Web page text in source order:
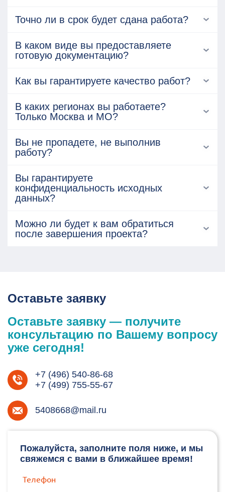
Точно ли в срок будет сдана работа?
В каком виде вы предоставляете
готовую документацию?
Как вы гарантируете качество работ?
В каких регионах вы работаете?
Только Москва и МО?
Вы не пропадете, не выполнив
работу?
Вы гарантируете
конфиденциальность исходных
данных?
Можно ли будет к вам обратиться
после завершения проекта?
Оставьте заявку
Пожалуйста, заполните поля ниже, и мы
свяжемся с вами в ближайшее время!
Телефон
Оставьте заявку — получите
консультацию по Вашему вопросу
уже сегодня!
+7 (496) 540-86-68
+7 (499) 755-55-67
5408668@mail.ru